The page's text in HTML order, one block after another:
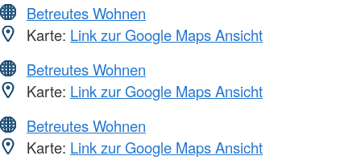
Betreutes Wohnen
Karte: Link zur Google Maps Ansicht
Betreutes Wohnen
Karte: Link zur Google Maps Ansicht
Betreutes Wohnen
Karte: Link zur Google Maps Ansicht